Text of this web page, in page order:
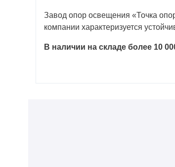
Завод опор освещения «Точка
компании характеризуется
В наличии на складе более 10